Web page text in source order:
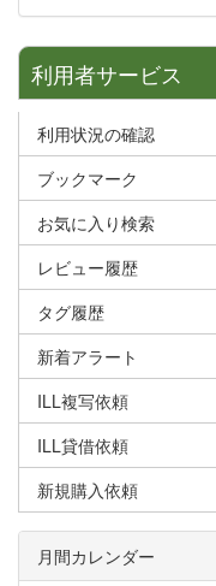
利用者サービス
利用状況の確認
ブックマーク
お気に入り検索
レビュー履歴
タグ履歴
新着アラート
ILL複写依頼
ILL貸借依頼
新規購入依頼
月間カレンダー